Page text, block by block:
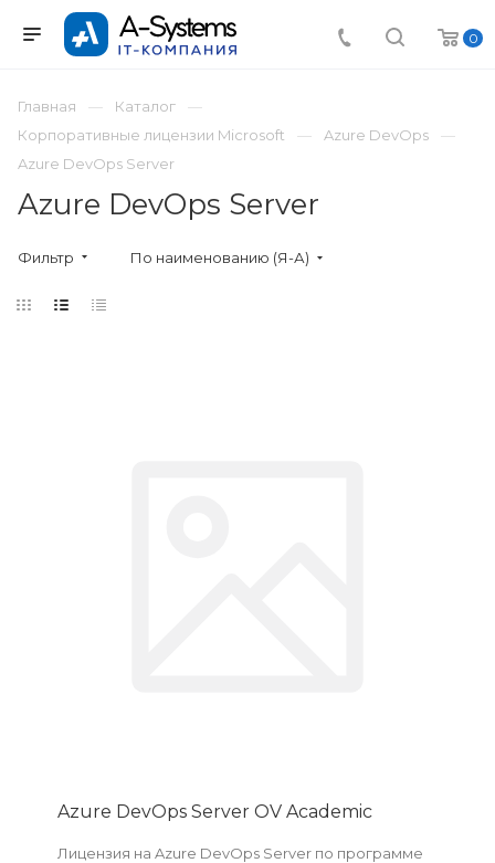
0
Главная
Каталог
Корпоративные лицензии Microsoft
Azure DevOps
Azure DevOps Server
Azure DevOps Server
Фильтр По наименованию (Я-А)
Azure DevOps Server OV Academic
Лицензия на Azure DevOps Server по программе